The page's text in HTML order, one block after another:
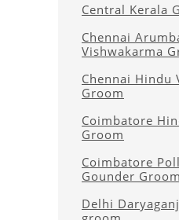
Central Kerala
Chennai
Vishwakarma
Chennai Hindu
Groom
Coimbatore
Groom
Coimbatore
Gounder Groom
Delhi